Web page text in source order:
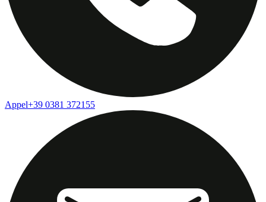
Appel+39 0381 372155